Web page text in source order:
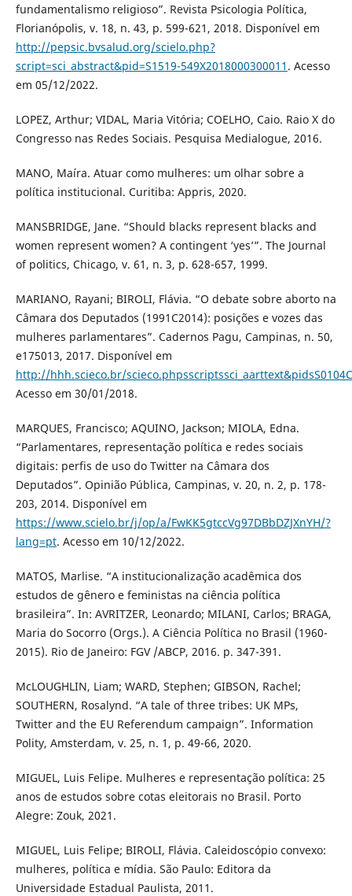
fundamentalismo religioso”. Revista Psicologia Política,
Florianópolis, v. 18, n. 43, p. 599-621, 2018. Disponível em
http://pepsic.bvsalud.org/scielo.php?
script=sci_abstract&pid=S1519-549X2018000300011 . Acesso
em 05/12/2022.
LOPEZ, Arthur; VIDAL, Maria Vitória; COELHO, Caio. Raio X do
Congresso nas Redes Sociais. Pesquisa Medialogue, 2016.
MANO, Maíra. Atuar como mulheres: um olhar sobre a
política institucional. Curitiba: Appris, 2020.
MANSBRIDGE, Jane. “Should blacks represent blacks and
women represent women? A contingent ‘yes’”. The Journal
of politics, Chicago, v. 61, n. 3, p. 628-657, 1999.
MARIANO, Rayani; BIROLI, Flávia. “O debate sobre aborto na
Câmara dos Deputados (1991C2014): posições e vozes das
mulheres parlamentares”. Cadernos Pagu, Campinas, n. 50,
e175013, 2017. Disponível em
http://hhh.scieco.br/
Acesso em 30/01/2018.
MARQUES, Francisco; AQUINO, Jackson; MIOLA, Edna.
“Parlamentares, representação política e redes sociais
digitais: perfis de uso do Twitter na Câmara dos
Deputados”. Opinião Pública, Campinas, v. 20, n. 2, p. 178-
203, 2014. Disponível em
https://www.scielo.br/j/op/a/FwKK5gtccVg97DBbDZJXnYH/?
lang=pt. Acesso em 10/12/2022.
MATOS, Marlise. “A institucionalização acadêmica dos
estudos de gênero e feministas na ciência política
brasileira”. In: AVRITZER, Leonardo; MILANI, Carlos; BRAGA,
Maria do Socorro (Orgs.). A Ciência Política no Brasil (1960-
2015). Rio de Janeiro: FGV /ABCP, 2016. p. 347-391.
McLOUGHLIN, Liam; WARD, Stephen; GIBSON, Rachel;
SOUTHERN, Rosalynd. “A tale of three tribes: UK MPs,
Twitter and the EU Referendum campaign”. Information
Polity, Amsterdam, v. 25, n. 1, p. 49-66, 2020.
MIGUEL, Luis Felipe. Mulheres e representação política: 25
anos de estudos sobre cotas eleitorais no Brasil. Porto
Alegre: Zouk, 2021.
MIGUEL, Luis Felipe; BIROLI, Flávia. Caleidoscópio convexo:
mulheres, política e mídia. São Paulo: Editora da
Universidade Estadual Paulista, 2011.